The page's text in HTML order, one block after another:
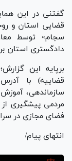
گفتنی در این
قضایی استان و
سجام» توسط
دادگستری استان
برپایه این
سازماندهی،
مردمی پیشگیری از
فضای مجازی در
انتهای پیام/